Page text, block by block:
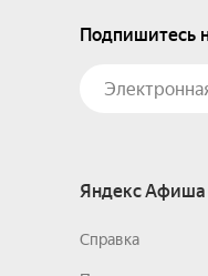
Подпишитесь
Яндекс Афиша
Справка